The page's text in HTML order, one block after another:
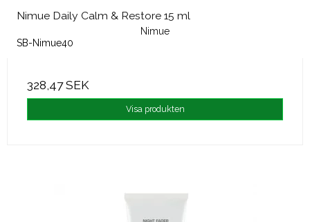
Nimue Daily Calm & Restore 15 ml
Nimue
SB-Nimue40
328,47 SEK
Visa produkten